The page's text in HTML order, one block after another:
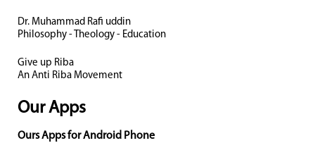
Dr. Muhammad Rafi uddin
Philosophy - Theology - Education
Give up Riba
An Anti Riba Movement
Our Apps
Ours Apps for Android Phone